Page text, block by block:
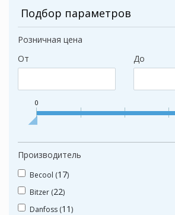
Подбор параметров
Розничная цена
От
До
0
Производитель
Becool (17)
Bitzer (22)
Danfoss (11)